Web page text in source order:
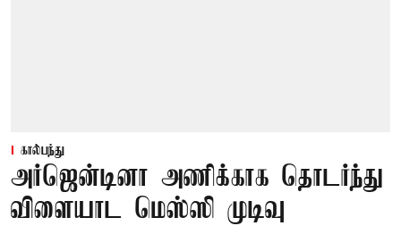
கால்பந்து
அர்ஜென்டினா அணிக்காக தொடர்ந்து
விளையாட மெஸ்ஸி முடிவு